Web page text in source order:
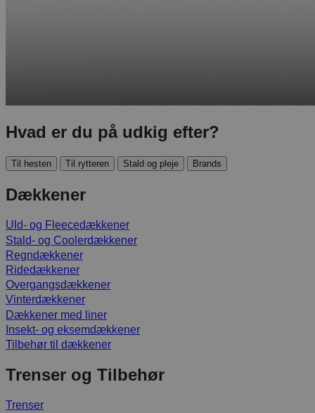
Hvad er du på udkig efter?
Til hesten Til rytteren Stald og pleje Brands
Dækkener
Uld- og Fleecedækkener
Stald- og Coolerdækkener
Regndækkener
Ridedækkener
Overgangsdækkener
Vinterdækkener
Dækkener med liner
Insekt- og eksemdækkener
Tilbehør til dækkener
Trenser og Tilbehør
Trenser